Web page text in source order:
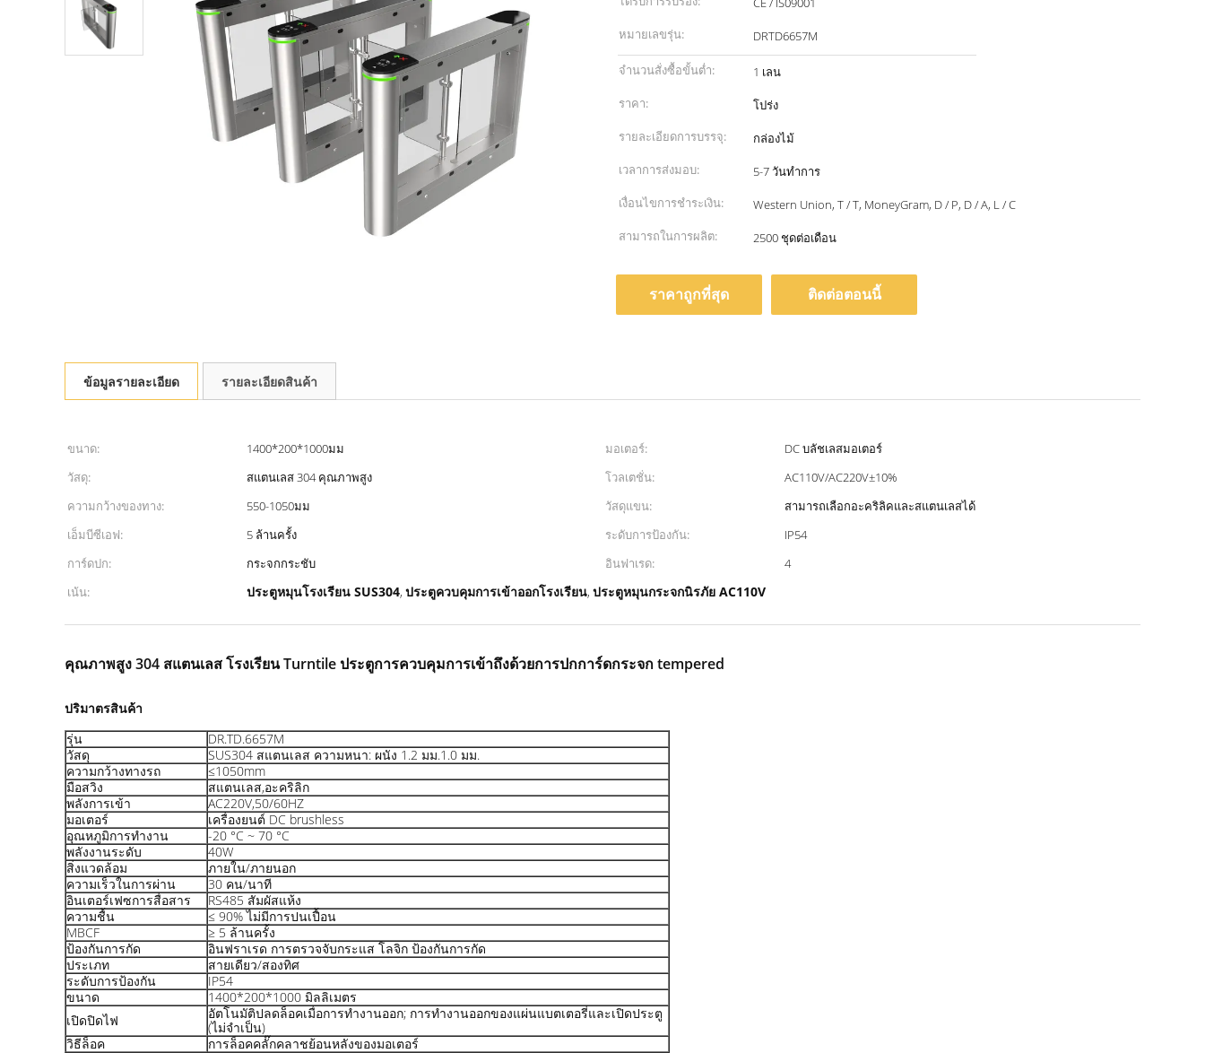
หมายเลขรุ่น:
DRTD6657M
จำนวนสั่งซื้อขั้นต่ำ:
1 เลน
ราคา:
โปร่ง
รายละเอียดการบรรจุ:
กล่องไม้
เวลาการส่งมอบ:
5-7 วันทำการ
เงื่อนไขการชำระเงิน:
Western Union, T / T, MoneyGram, D / P, D / A, L / C
สามารถในการผลิต:
2500 ชุดต่อเดือน
ราคาถูกที่สุด ติดต่อตอนนี้
ข้อมูลรายละเอียด รายละเอียดสินค้า
ขนาด: 1400*200*1000มม มอเตอร์:
DC บลัชเลสมอเตอร์
วัสดุ:
สแตนเลส 304 คุณภาพสูง โวลเตชั่น:
AC110V/AC220V±10%
ความกว้างของทาง:
550-1050มม วัสดุแขน:
สามารถเลือกอะคริลิคและสแตนเลสได้
เอ็มบีซีเอฟ:
5 ล้านครั้ง ระดับการป้องกัน:
IP54
การ์ดปก:
กระจกกระชับ อินฟาเรด:
4
เน้น:
ประตูหมุนโรงเรียน SUS304, ประตูควบคุมการเข้าออกโรงเรียน, ประตูหมุนกระจกนิรภัย AC110V
คุณภาพสูง 304 สแตนเลส โรงเรียน Turntile ประตูการควบคุมการเข้าถึงด้วยการปกการ์ดกระจก tempered
ปริมาตรสินค้า
รุ่น
DR.TD.6657M
วัสดุ
SUS304 สแตนเลส ความหนา: ผนัง 1.2 มม.1.0 มม.
ความกว้างทางรถ
≤1050mm
มือสวิง
สแตนเลส,อะคริลิก
พลังการเข้า
AC220V,50/60HZ
มอเตอร์
เครื่องยนต์ DC brushless
อุณหภูมิการทํางาน
-20 °C ~ 70 °C
พลังงานระดับ
40W
สิ่งแวดล้อม
ภายใน/ภายนอก
ความเร็วในการผ่าน
30 คน/นาที
อินเตอร์เฟซการสื่อสาร
RS485 สัมผัสแห้ง
ความชื้น
≤ 90% ไม่มีการปนเปื้อน
MBCF
≥ 5 ล้านครั้ง
ป้องกันการกัด
อินฟราเรด การตรวจจับกระแส โลจิก ป้องกันการกัด
ประเภท
สายเดียว/สองทิศ
ระดับการป้องกัน
IP54
ขนาด
1400*200*1000 มิลลิเมตร
เปิดปิดไฟ
อัตโนมัติปลดล็อคเมื่อการทํางานออก; การทํางานออกของแผ่นแบตเตอรี่และเปิดประตู
(ไม่จําเป็น)
วิธีล็อค
การล็อคคลั๊กคลาชย้อนหลังของมอเตอร์